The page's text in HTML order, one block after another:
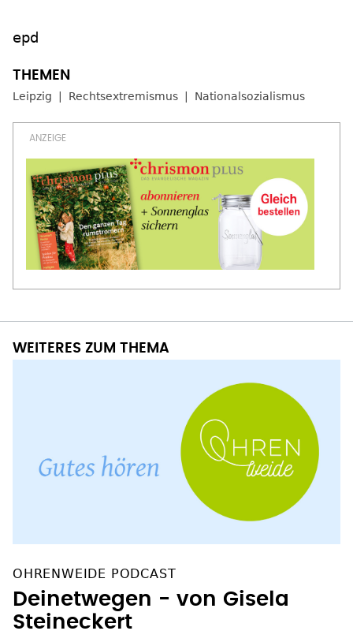
epd
Leipzig Rechtsextremismus Nationalsozialismus
WEITERES ZUM THEMA
OHRENWEIDE PODCAST
Deinetwegen - von Gisela
Steineckert